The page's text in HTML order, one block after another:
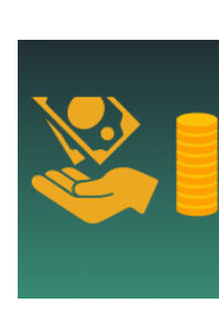
Mesajul știrei
+ Mesajul știrei
CONTACT SURSĂ